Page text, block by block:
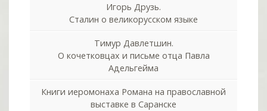
Игорь Друзь.
Сталин о великорусском языке
Тимур Давлетшин.
О кочетковцах и письме отца Павла
Адельгейма
Книги иеромонаха Романа на православной
выставке в Саранске